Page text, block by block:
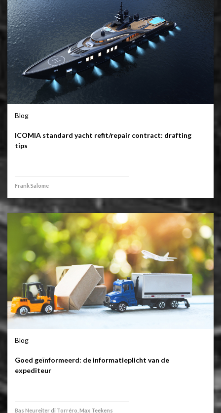
Blog
ICOMIA standard yacht refit/repair contract: drafting
tips
Frank Salome
Blog
Goed geïnformeerd: de informatieplicht van de
expediteur
Bas Neureiter di Torréro, Max Teekens